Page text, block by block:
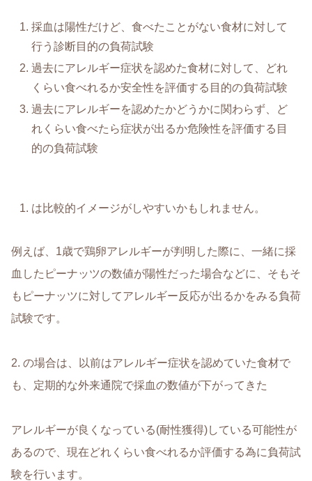
採血は陽性だけど、食べたことがない食材に対して
行う診断目的の負荷試験
過去にアレルギー症状を認めた食材に対して、どれ
くらい食べれるか安全性を評価する目的の負荷試験
過去にアレルギーを認めたかどうかに関わらず、ど
れくらい食べたら症状が出るか危険性を評価する目
的の負荷試験
は比較的イメージがしやすいかもしれません。
例えば、1歳で鶏卵アレルギーが判明した際に、一緒に採
血したピーナッツの数値が陽性だった場合などに、そもそ
もピーナッツに対してアレルギー反応が出るかをみる負荷
試験です。
2. の場合は、以前はアレルギー症状を認めていた食材で
も、定期的な外来通院で採血の数値が下がってきた
アレルギーが良くなっている(耐性獲得)している可能性が
あるので、現在どれくらい食べれるか評価する為に負荷試
験を行います。